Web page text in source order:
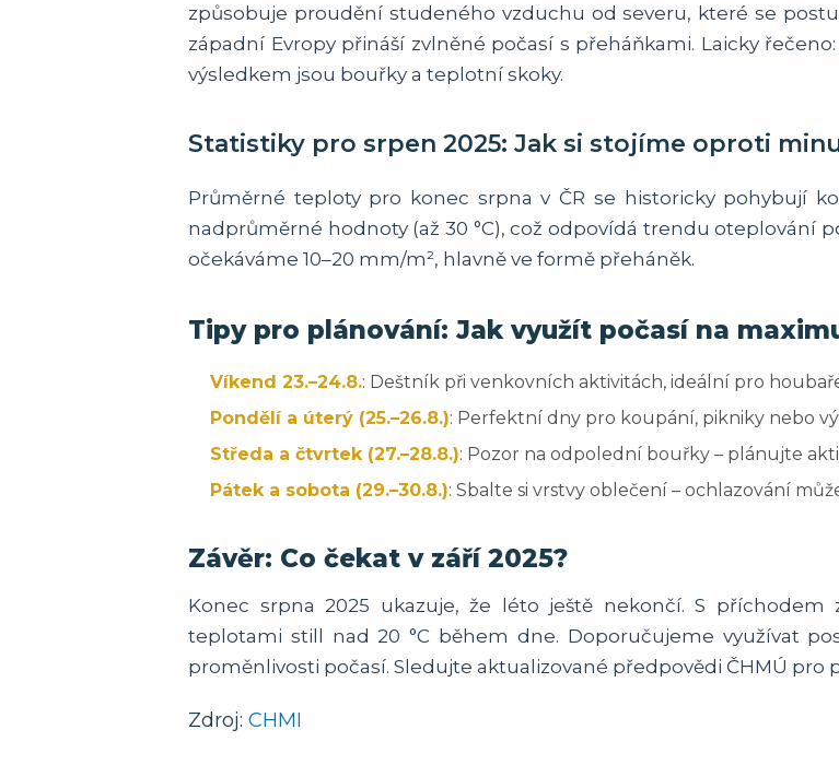
způsobuje proudění studeného vzduchu od severu, které se
západní Evropy přináší zvlněné počasí s přeháňkami. Laicky
výsledkem jsou bouřky a teplotní skoky.
Statistiky pro srpen 2025: Jak si stojíme oproti
Průměrné teploty pro konec srpna v ČR se historicky pohybují
nadprůměrné hodnoty (až 30 °C), což odpovídá trendu oteplování
očekáváme 10–20 mm/m², hlavně ve formě přeháněk.
Tipy pro plánování: Jak využít počasí na
Víkend 23.–24.8.: Deštník při venkovních aktivitách, ideální pro
Pondělí a úterý (25.–26.8.): Perfektní dny pro koupání, pikniky nebo
Středa a čtvrtek (27.–28.8.): Pozor na odpolední bouřky – plánujte
Pátek a sobota (29.–30.8.): Sbalte si vrstvy oblečení – ochlazování
Závěr: Co čekat v září 2025?
Konec srpna 2025 ukazuje, že léto ještě nekončí. S příchodem
teplotami still nad 20 °C během dne. Doporučujeme využívat
proměnlivosti počasí. Sledujte aktualizované předpovědi ČHMÚ pro
Zdroj: CHMI